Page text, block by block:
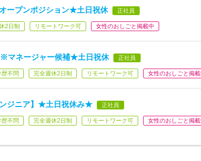
ープンポジション★土日祝休 正社員
2日制 リモートワーク可 女性のおしごと掲載中
※マネージャー候補★土日祝休 正社員
歴不問 完全週休2日制 リモートワーク可 女性のおしごと掲
ンジニア】★土日祝休み★ 正社員
歴不問 完全週休2日制 リモートワーク可 女性のおしごと掲